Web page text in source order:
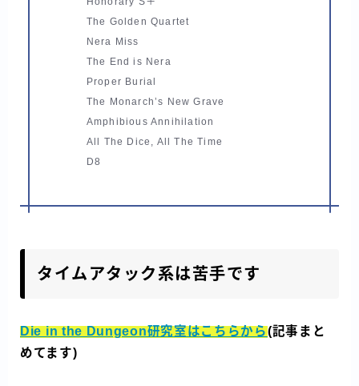
The Golden Quartet
Nera Miss
The End is Nera
Proper Burial
The Monarch’s New Grave
Amphibious Annihilation
All The Dice, All The Time
D8
タイムアタック系は苦手です
Die in the Dungeon研究室はこちらから(記事まと
めてます)